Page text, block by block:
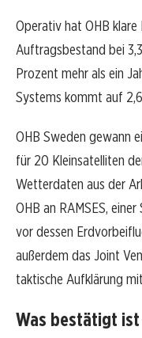
Operativ hat OHB
Auftragsbestand bei
Prozent mehr als ein
Systems kommt auf
OHB Sweden gewann
für 20 Kleinsatelliten
Wetterdaten aus der
OHB an RAMSES,
vor dessen
außerdem das Joint
taktische Aufklärung
Was bestätigt